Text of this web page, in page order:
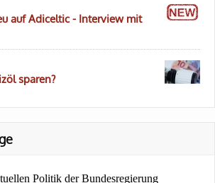
auf Adiceltic - Interview mit
sparen?